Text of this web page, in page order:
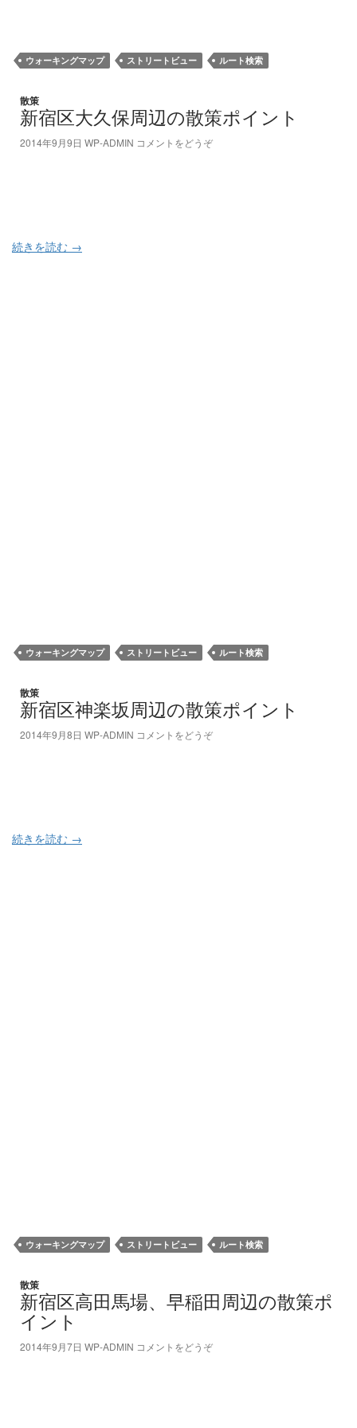
ウォーキングマップ ストリートビュー ルート検索
散策
新宿区大久保周辺の散策ポイント
2014年9月9日 WP-ADMIN コメントをどうぞ
続きを読む →
ウォーキングマップ ストリートビュー ルート検索
散策
新宿区神楽坂周辺の散策ポイント
2014年9月8日 WP-ADMIN コメントをどうぞ
続きを読む →
ウォーキングマップ ストリートビュー ルート検索
散策
新宿区高田馬場、早稲田周辺の散策ポ
イント
2014年9月7日 WP-ADMIN コメントをどうぞ